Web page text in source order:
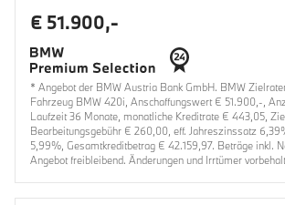
€ 51.900,-
* Angebot der BMW Austria Bank GmbH. BMW
Fahrzeug BMW 420i, Anschaffungswert € 51.900,-,
Laufzeit 36 Monate, monatliche Kreditrate € 443,05,
Bearbeitungsgebühr € 260,00, eff. Jahreszinssatz
5,99%, Gesamtkreditbetrag € 42.159,97. Beträge inkl.
Angebot freibleibend. Änderungen und Irrtümer